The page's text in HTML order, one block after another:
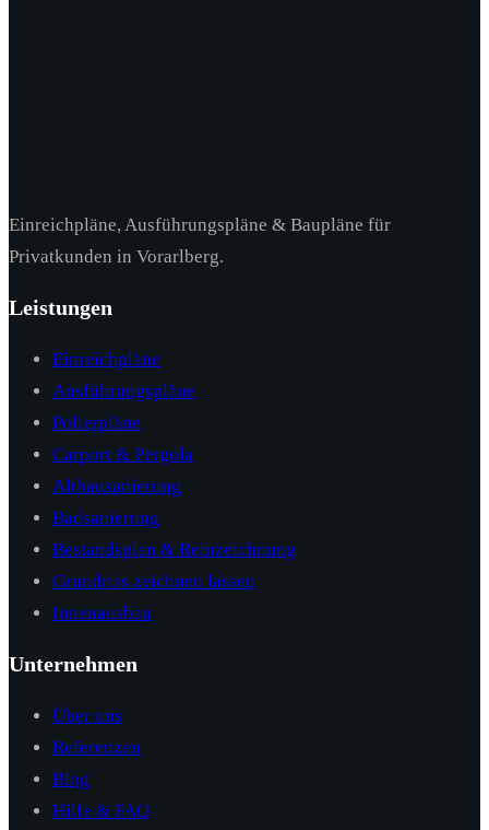
Einreichpläne, Ausführungspläne & Baupläne für
Privatkunden in Vorarlberg.
Leistungen
Einreichpläne
Ausführungspläne
Polierpläne
Carport & Pergola
Altbausanierung
Badsanierung
Bestandsplan & Reinzeichnung
Grundriss zeichnen lassen
Innenausbau
Unternehmen
Über uns
Referenzen
Blog
Hilfe & FAQ